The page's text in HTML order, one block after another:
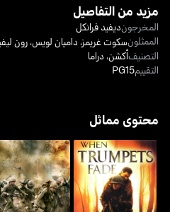
مزيد من التفاصيل
المخرجونديفيد فرانكل
الممثلونسكوت غريمز، داميان لويس،رون
التصنيفأكشن، دراما
التقييمPG15
محتوى مماثل
وين ترومبيتس فيد
عمليات الهادئ - ذا
باسيفيك